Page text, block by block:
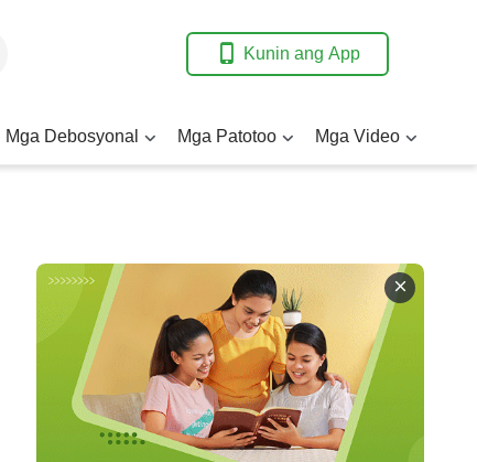
Kunin ang App
Mga Debosyonal Mga Patotoo Mga Video